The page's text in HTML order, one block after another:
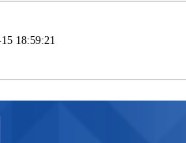
18:59:21